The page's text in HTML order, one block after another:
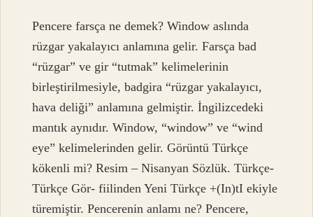
Pencere farsça ne demek? Window aslında
rüzgar yakalayıcı anlamına gelir. Farsça bad
“rüzgar” ve gir “tutmak” kelimelerinin
birleştirilmesiyle, badgira “rüzgar yakalayıcı,
hava deliği” anlamına gelmiştir. İngilizcedeki
mantık aynıdır. Window, “window” ve “wind
eye” kelimelerinden gelir. Görüntü Türkçe
kökenli mi? Resim – Nisanyan Sözlük. Türkçe-
Türkçe Gör- fiilinden Yeni Türkçe +(In)tI ekiyle
türemiştir. Pencerenin anlamı ne? Pencere,